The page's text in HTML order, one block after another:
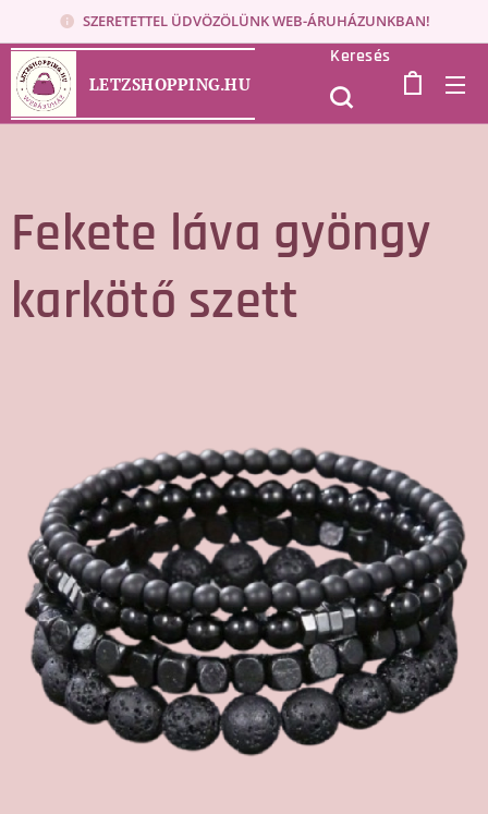
SZERETETTEL ÜDVÖZÖLÜNK WEB-ÁRUHÁZUNKBAN!
LETZSHOPPING.HU
Keresés
Fekete láva gyöngy
karkötő szett